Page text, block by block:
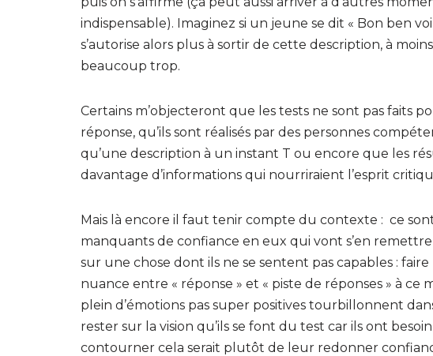
indispensable). Imaginez si un jeune se dit « Bon ben
s’autorise alors plus à sortir de cette description, à
beaucoup trop.
Certains m’objecteront que les tests ne sont pas faits
réponse, qu’ils sont réalisés par des personnes
qu’une description à un instant T ou encore que les
davantage d’informations qui nourriraient l’esprit
Mais là encore il faut tenir compte du contexte : ce
manquants de confiance en eux qui vont s’en
sur une chose dont ils ne se sentent pas capables :
nuance entre « réponse » et « piste de réponses » à ce
plein d’émotions pas super positives tourbillonnent
rester sur la vision qu’ils se font du test car ils ont
contourner cela serait plutôt de leur redonner